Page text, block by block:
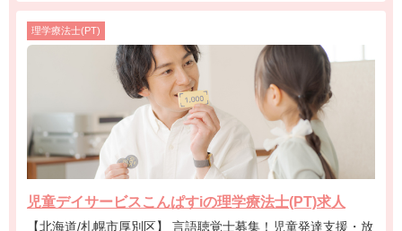
理学療法士(PT)
児童デイサービスこんぱすiの理学療法士(PT)求人
【北海道/札幌市厚別区】 言語聴覚士募集！児童発達支援・放